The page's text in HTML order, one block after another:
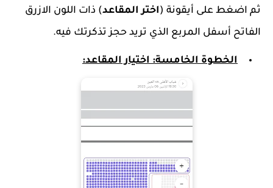
ثم اضغط على أيقونة (اختر المقاعد) ذات اللون الازرق
الفاتح أسفل المربع الذي تريد حجز تذكرتك فيه.
الخطوة الخامسة: اختيار المقاعد: